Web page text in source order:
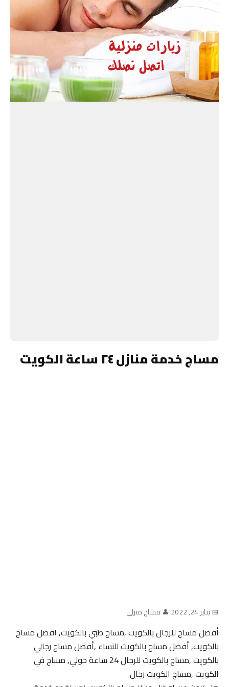
مساج خدمة منازل ٢٤ ساعة الكويت
📅 يناير 24, 2022 |👤 مساج منزلي
أفضل مساج للرجال بالكويت ,مساج طبي بالكويت, افضل مساج
بالكويت, أفضل مساج بالكويت للنساء ,أفضل مساج رجالي
بالكويت ,مساج بالكويت للرجال 24 ساعة حولي, مساج في
الكويت ,مساج الكويت رجال